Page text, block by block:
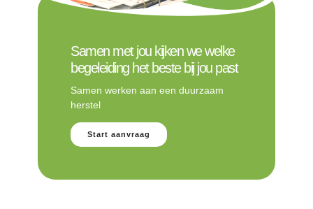
Samen met jou kijken we welke
begeleiding het beste bij jou past
Samen werken aan een duurzaam
herstel
Start aanvraag